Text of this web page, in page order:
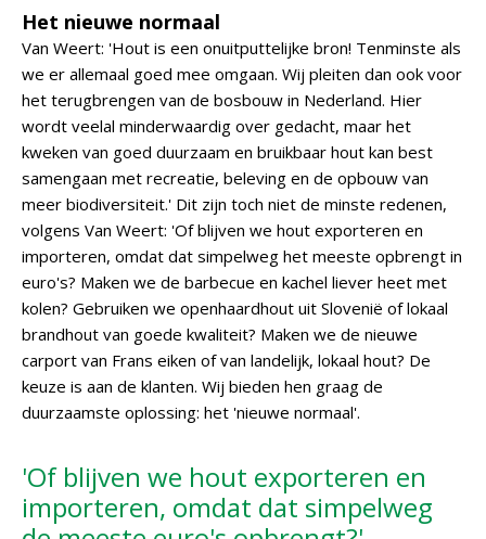
Het nieuwe normaal
Van Weert: 'Hout is een onuitputtelijke bron! Tenminste als
we er allemaal goed mee omgaan. Wij pleiten dan ook voor
het terugbrengen van de bosbouw in Nederland. Hier
wordt veelal minderwaardig over gedacht, maar het
kweken van goed duurzaam en bruikbaar hout kan best
samengaan met recreatie, beleving en de opbouw van
meer biodiversiteit.' Dit zijn toch niet de minste redenen,
volgens Van Weert: 'Of blijven we hout exporteren en
importeren, omdat dat simpelweg het meeste opbrengt in
euro's? Maken we de barbecue en kachel liever heet met
kolen? Gebruiken we openhaardhout uit Slovenië of lokaal
brandhout van goede kwaliteit? Maken we de nieuwe
carport van Frans eiken of van landelijk, lokaal hout? De
keuze is aan de klanten. Wij bieden hen graag de
duurzaamste oplossing: het 'nieuwe normaal'.
'Of blijven we hout exporteren en
importeren, omdat dat simpelweg